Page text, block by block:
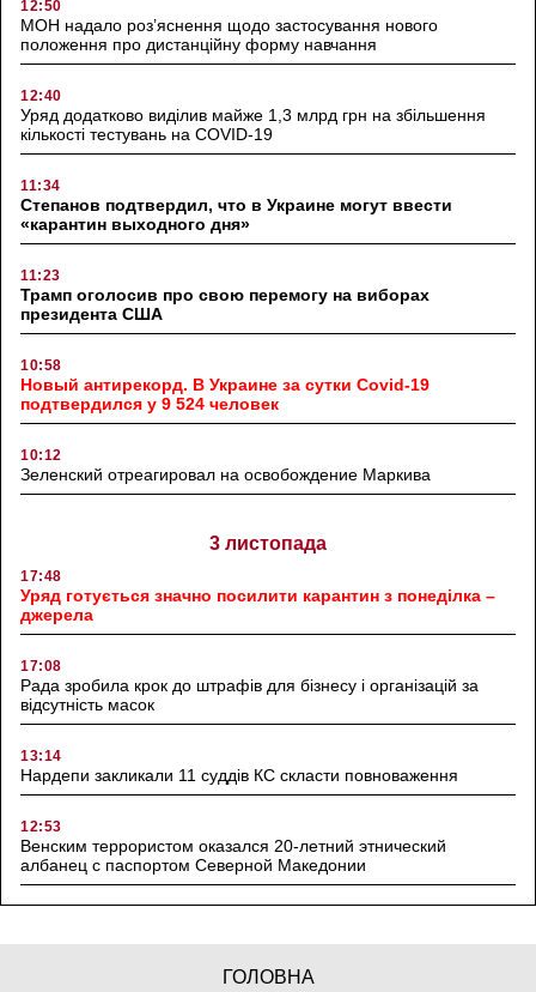
12:50
МОН надало роз’яснення щодо застосування нового
положення про дистанційну форму навчання
12:40
Уряд додатково виділив майже 1,3 млрд грн на збільшення
кількості тестувань на COVID-19
11:34
Степанов подтвердил, что в Украине могут ввести
«карантин выходного дня»
11:23
Трамп оголосив про свою перемогу на виборах
президента США
10:58
Новый антирекорд. В Украине за сутки Covid-19
подтвердился у 9 524 человек
10:12
Зеленский отреагировал на освобождение Маркива
3 листопада
17:48
Уряд готується значно посилити карантин з понеділка –
джерела
17:08
Рада зробила крок до штрафів для бізнесу і організацій за
відсутність масок
13:14
Нардепи закликали 11 суддів КС скласти повноваження
12:53
Венским террористом оказался 20-летний этнический
албанец с паспортом Северной Македонии
ГОЛОВНА